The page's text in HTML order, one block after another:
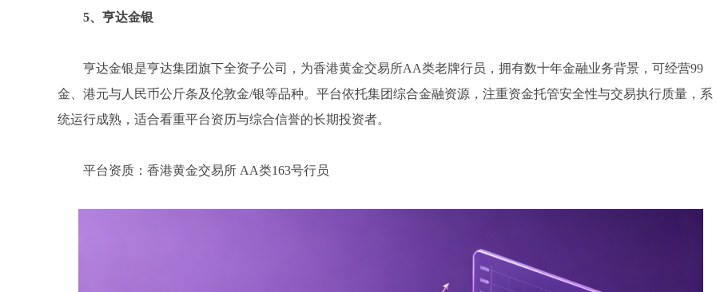
5、亨达金银
亨达金银是亨达集团旗下全资子公司，为香港黄金交易所AA类老牌行员，拥有数十年金融业务背景，可经营99
金、港元与人民币公斤条及伦敦金/银等品种。平台依托集团综合金融资源，注重资金托管安全性与交易执行质量，系
统运行成熟，适合看重平台资历与综合信誉的长期投资者。
平台资质：香港黄金交易所 AA类163号行员